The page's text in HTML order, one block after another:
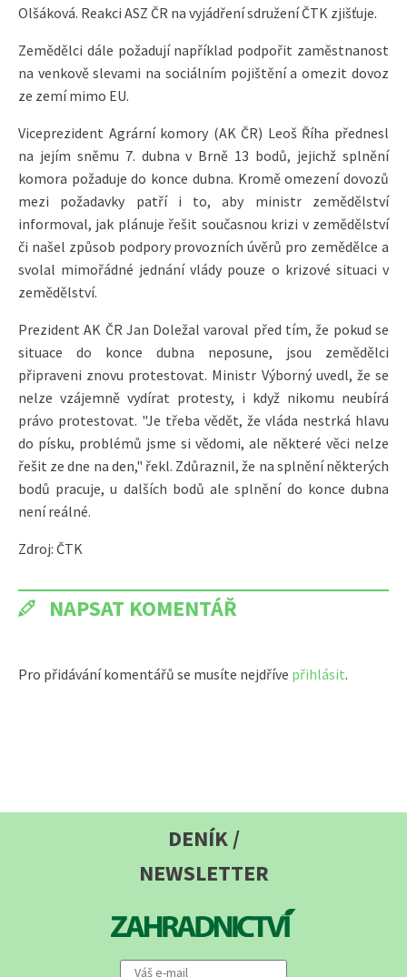
Olšáková. Reakci ASZ ČR na vyjádření sdružení ČTK zjišťuje.
Zemědělci dále požadují například podpořit zaměstnanost
na venkově slevami na sociálním pojištění a omezit dovoz
ze zemí mimo EU.
Viceprezident Agrární komory (AK ČR) Leoš Říha přednesl
na jejím sněmu 7. dubna v Brně 13 bodů, jejichž splnění
komora požaduje do konce dubna. Kromě omezení dovozů
mezi požadavky patří i to, aby ministr zemědělství
informoval, jak plánuje řešit současnou krizi v zemědělství
či našel způsob podpory provozních úvěrů pro zemědělce a
svolal mimořádné jednání vlády pouze o krizové situaci v
zemědělství.
Prezident AK ČR Jan Doležal varoval před tím, že pokud se
situace do konce dubna neposune, jsou zemědělci
připraveni znovu protestovat. Ministr Výborný uvedl, že se
nelze vzájemně vydírat protesty, i když nikomu neubírá
právo protestovat. "Je třeba vědět, že vláda nestrká hlavu
do písku, problémů jsme si vědomi, ale některé věci nelze
řešit ze dne na den," řekl. Zdůraznil, že na splnění některých
bodů pracuje, u dalších bodů ale splnění do konce dubna
není reálné.
Zdroj: ČTK
NAPSAT KOMENTÁŘ
Pro přidávání komentářů se musíte nejdříve přihlásit.
DENÍK /
NEWSLETTER